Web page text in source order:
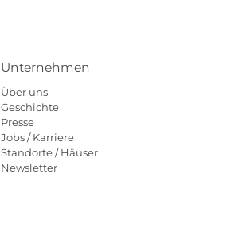
Unternehmen
Über uns
Geschichte
Presse
Jobs / Karriere
Standorte / Häuser
Newsletter